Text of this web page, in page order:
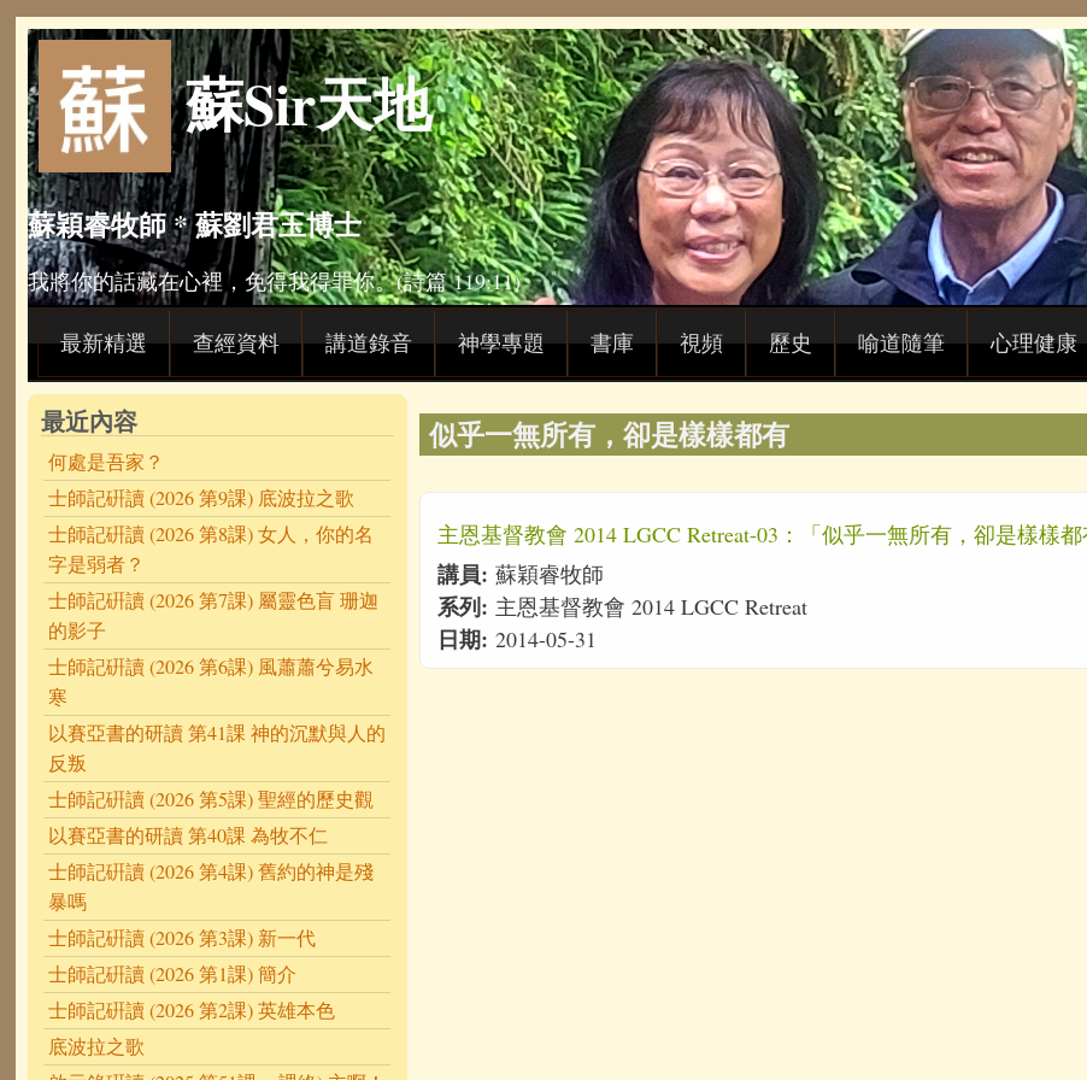
Skip to main content
蘇Sir天地
蘇穎睿牧師 * 蘇劉君玉博士
我將你的話藏在心裡，免得我得罪你。(詩篇 119:11)
最新精選 查經資料 講道錄音 神學專題 書庫 視頻 歷史 喻道隨筆 心理健康
似乎一無所有，卻是樣樣都有
主恩基督教會 2014 LGCC Retreat-03：「似乎一無所有，卻是樣樣
講員: 蘇穎睿牧師
系列: 主恩基督教會 2014 LGCC Retreat
日期: 2014-05-31
最近內容
何處是吾家？
士師記硏讀 (2026 第9課) 底波拉之歌
士師記硏讀 (2026 第8課) 女人，你的名
字是弱者？
士師記硏讀 (2026 第7課) 屬靈色盲 珊迦
的影子
士師記硏讀 (2026 第6課) 風蕭蕭兮易水
寒
以賽亞書的研讀 第41課 神的沉默與人的
反叛
士師記硏讀 (2026 第5課) 聖經的歷史觀
以賽亞書的研讀 第40課 為牧不仁
士師記硏讀 (2026 第4課) 舊約的神是殘
暴嗎
士師記硏讀 (2026 第3課) 新一代
士師記硏讀 (2026 第1課) 簡介
士師記硏讀 (2026 第2課) 英雄本色
底波拉之歌